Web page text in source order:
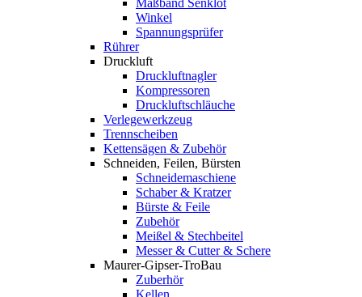
Maßband Senklot
Winkel
Spannungsprüfer
Rührer
Druckluft
Druckluftnagler
Kompressoren
Druckluftschläuche
Verlegewerkzeug
Trennscheiben
Kettensägen & Zubehör
Schneiden, Feilen, Bürsten
Schneidemaschiene
Schaber & Kratzer
Bürste & Feile
Zubehör
Meißel & Stechbeitel
Messer & Cutter & Schere
Maurer-Gipser-TroBau
Zuberhör
Kellen